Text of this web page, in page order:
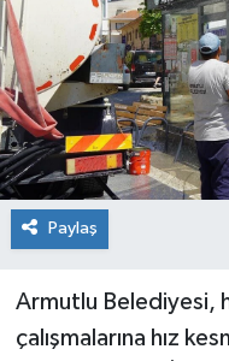
Paylaş
Armutlu Belediyesi,
çalışmalarına hız